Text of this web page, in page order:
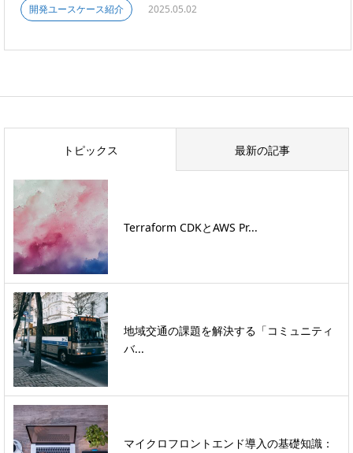
開発ユースケース紹介 2025.05.02
トピックス 最新の記事
Terraform CDKとAWS Pr...
地域交通の課題を解決する「コミュニティ
バ...
マイクロフロントエンド導入の基礎知識：